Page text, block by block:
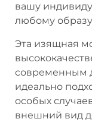
вашу
любому
Эта изящная
современным
идеально
особых
внешний вид